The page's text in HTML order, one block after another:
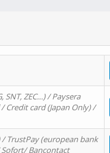
SNT, ZEC…) / Paysera
Credit card (Japan Only) /
TrustPay (european bank
Sofort/ Bancontact